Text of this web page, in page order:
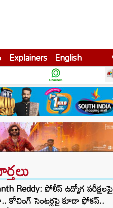
Explainers English
Reddy: పోలీస్ ఉద్యోగ పరీక్షలపై
కోచింగ్ సెంటర్లపై కూడా ఫోకస్..